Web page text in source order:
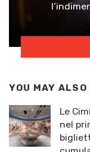
YOU MAY ALSO
Le
nel